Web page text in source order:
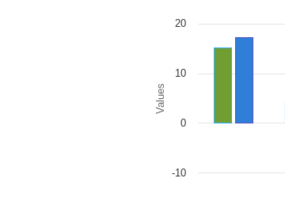
Values
-10
0
10
20